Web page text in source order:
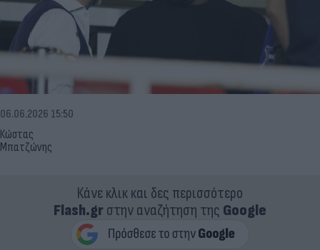
Κώστας
Μπατζώνης
06.06.2026 15:50
Κάνε κλικ και δες περισσότερο
Flash.grστην αναζήτηση της Google